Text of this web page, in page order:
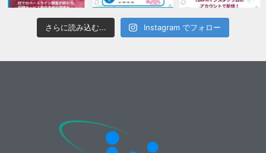
さらに読み込む... Instagram でフォロー